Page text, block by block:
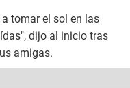
tomar el sol en las
dijo al inicio tras
amigas.